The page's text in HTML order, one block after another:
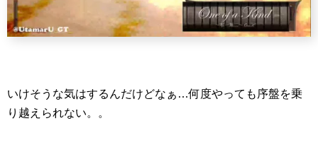
いけそうな気はするんだけどなぁ…何度やっても序盤を乗
り越えられない。。